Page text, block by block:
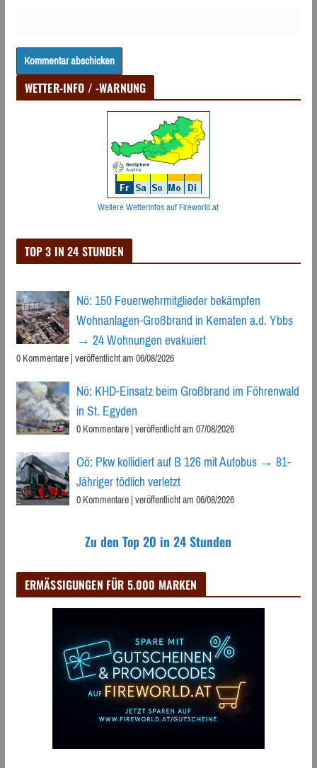
WETTER-INFO / -WARNUNG
Weitere Wetterinfos auf Fireworld.at
TOP 3 IN 24 STUNDEN
Nö: 150 Feuerwehrmitglieder bekämpfen
Wohnanlagen-Großbrand in Kematen a.d. Ybbs
→ 24 Wohnungen evakuiert
0 Kommentare|veröffentlicht am 06/08/2026
Nö: KHD-Einsatz beim Großbrand im Föhrenwald
in St. Egyden
0 Kommentare|veröffentlicht am 07/08/2026
Oö: Pkw kollidiert auf B 126 mit Autobus → 81-
Jähriger tödlich verletzt
0 Kommentare|veröffentlicht am 06/08/2026
Zu den Top 20 in 24 Stunden
ERMÄSSIGUNGEN FÜR 5.000 MARKEN